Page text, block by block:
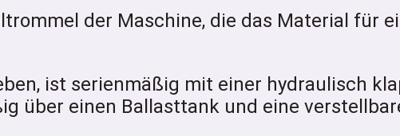
der Maschine, die das Material für
ist serienmäßig mit einer hydraulisch
über einen Ballasttank und eine